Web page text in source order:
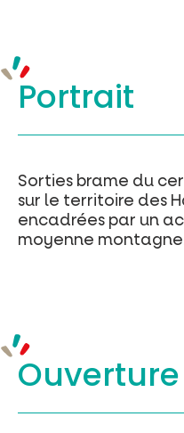
Portrait
Sorties brame du
sur le territoire des
encadrées par un
moyenne
Ouverture